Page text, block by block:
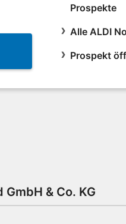
Prospekte
Alle ALDI
Prospekt
& Co. KG